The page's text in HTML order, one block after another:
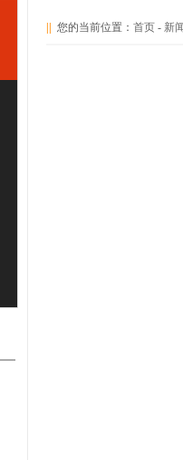
您的当前位置： 首页 - 新